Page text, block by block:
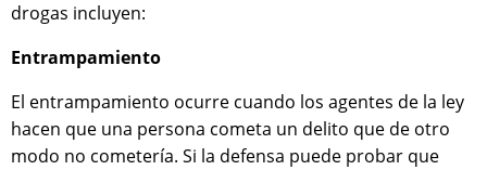
drogas incluyen:
Entrampamiento
El entrampamiento ocurre cuando los agentes de la ley
hacen que una persona cometa un delito que de otro
modo no cometería. Si la defensa puede probar que